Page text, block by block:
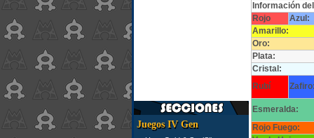
Juegos IV Gen
Información
Rojo
Azul:
Amarillo:
Oro:
Plata:
Cristal:
Rubí
Esmeralda:
Rojo Fuego: